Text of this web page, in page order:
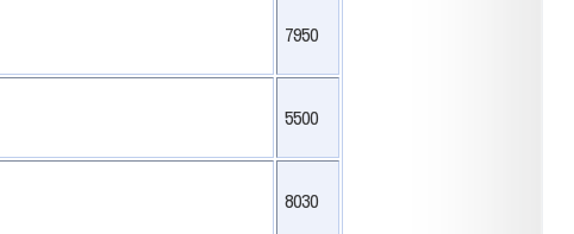
7950
5500
8030